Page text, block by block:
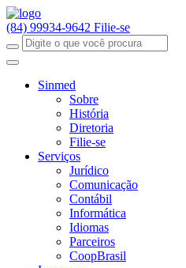
(84) 99934-9642 Filie-se
Sinmed
Sobre
História
Diretoria
Filie-se
Serviços
Jurídico
Comunicação
Contábil
Informática
Idiomas
Parceiros
CoopBrasil